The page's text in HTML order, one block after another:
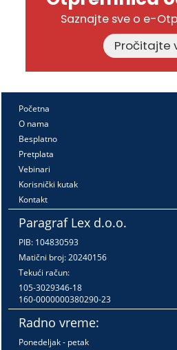
Saznajte sve o e-
Početna
O nama
Besplatno
Pretplata
Vebinari
Korisnički kutak
Kontakt
Paragraf Lex d.o.o.
PIB: 104830593
Matični broj: 20240156
Tekući račun:
105-3029346-18
160-0000000380290-23
Radno vreme:
Ponedeljak - petak